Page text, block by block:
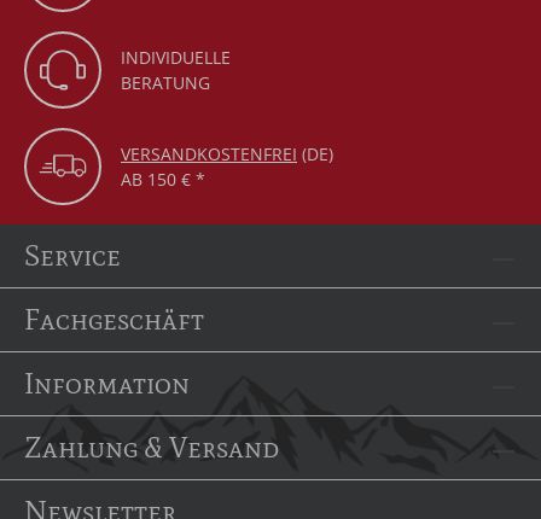
INDIVIDUELLE
BERATUNG
VERSANDKOSTENFREI (DE)
AB 150 € *
Service
Fachgeschäft
Information
Zahlung & Versand
Newsletter